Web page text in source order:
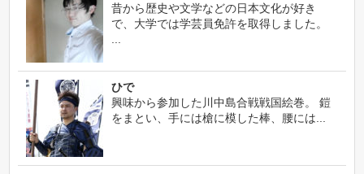
昔から歴史や文学などの日本文化が好き
で、大学では学芸員免許を取得しました。
ひで
興味から参加した川中島合戦戦国絵巻。 鎧
をまとい、手には槍に模した棒、腰には...